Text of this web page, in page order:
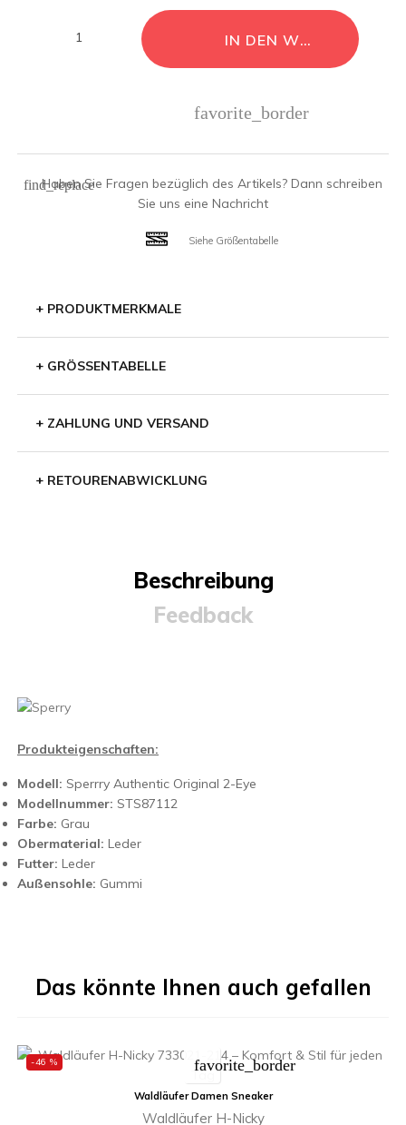
IN DEN WARENKORB
favorite_border
find_replace
Haben Sie Fragen bezüglich des Artikels? Dann schreiben
Sie uns eine Nachricht
Siehe Größentabelle
+ PRODUKTMERKMALE
+ GRÖSSENTABELLE
+ ZAHLUNG UND VERSAND
+ RETOURENABWICKLUNG
Beschreibung
Feedback
Produkteigenschaften:
Modell: Sperrry Authentic Original 2-Eye
Modellnummer: STS87112
Farbe: Grau
Obermaterial: Leder
Futter: Leder
Außensohle: Gummi
Das könnte Ihnen auch gefallen
-46 % favorite_border
Waldläufer Damen Sneaker
Waldläufer H-Nicky